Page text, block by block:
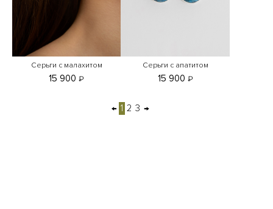
Серьги с малахитом
15 900₽
Серьги с апатитом
15 900 ₽
← 1 2 3 →